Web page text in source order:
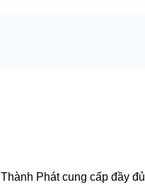
Phát cung cấp đầy